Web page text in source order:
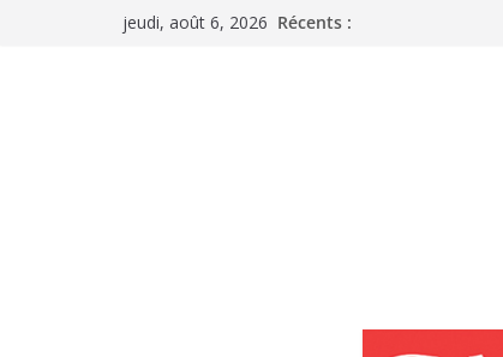
jeudi, août 6, 2026 Récents :